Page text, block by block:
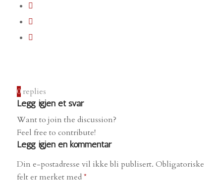
0 replies
Legg igjen et svar
Want to join the discussion?
Feel free to contribute!
Legg igjen en kommentar
Din e-postadresse vil ikke bli publisert. Obligatoriske
felt er merket med*